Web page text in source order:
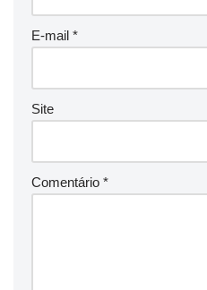
E-mail *
Site
Comentário *